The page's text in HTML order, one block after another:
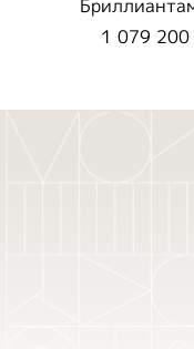
1 079 200